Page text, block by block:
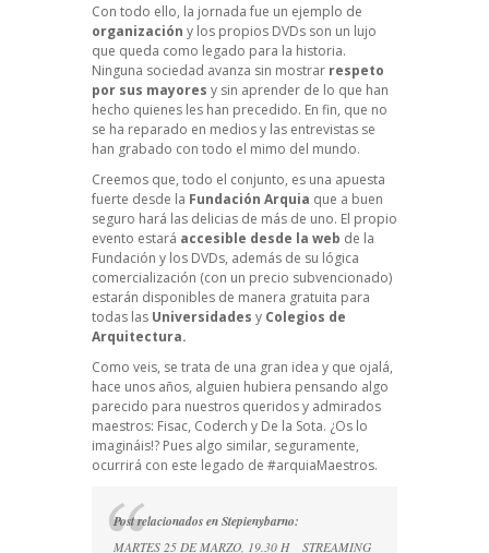
Con todo ello, la jornada fue un ejemplo de
organización y los propios DVDs son un lujo
que queda como legado para la historia.
Ninguna sociedad avanza sin mostrar respeto
por sus mayores y sin aprender de lo que han
hecho quienes les han precedido. En fin, que no
se ha reparado en medios y las entrevistas se
han grabado con todo el mimo del mundo.
Creemos que, todo el conjunto, es una apuesta
fuerte desde la Fundación Arquia que a buen
seguro hará las delicias de más de uno. El propio
evento estará accesible desde la web de la
Fundación y los DVDs, además de su lógica
comercialización (con un precio subvencionado)
estarán disponibles de manera gratuita para
todas las Universidades y Colegios de
Arquitectura.
Como veis, se trata de una gran idea y que ojalá,
hace unos años, alguien hubiera pensando algo
parecido para nuestros queridos y admirados
maestros: Fisac, Coderch y De la Sota. ¿Os lo
imagináis!? Pues algo similar, seguramente,
ocurrirá con este legado de #arquiaMaestros.
Post relacionados en Stepienybarno:
MARTES 25 DE MARZO, 19.30 H _ STREAMING